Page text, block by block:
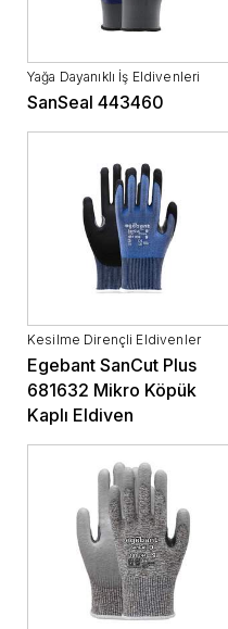
Yağa Dayanıklı İş Eldivenleri
SanSeal 443460
Kesilme Dirençli Eldivenler
Egebant SanCut Plus
681632 Mikro Köpük
Kaplı Eldiven